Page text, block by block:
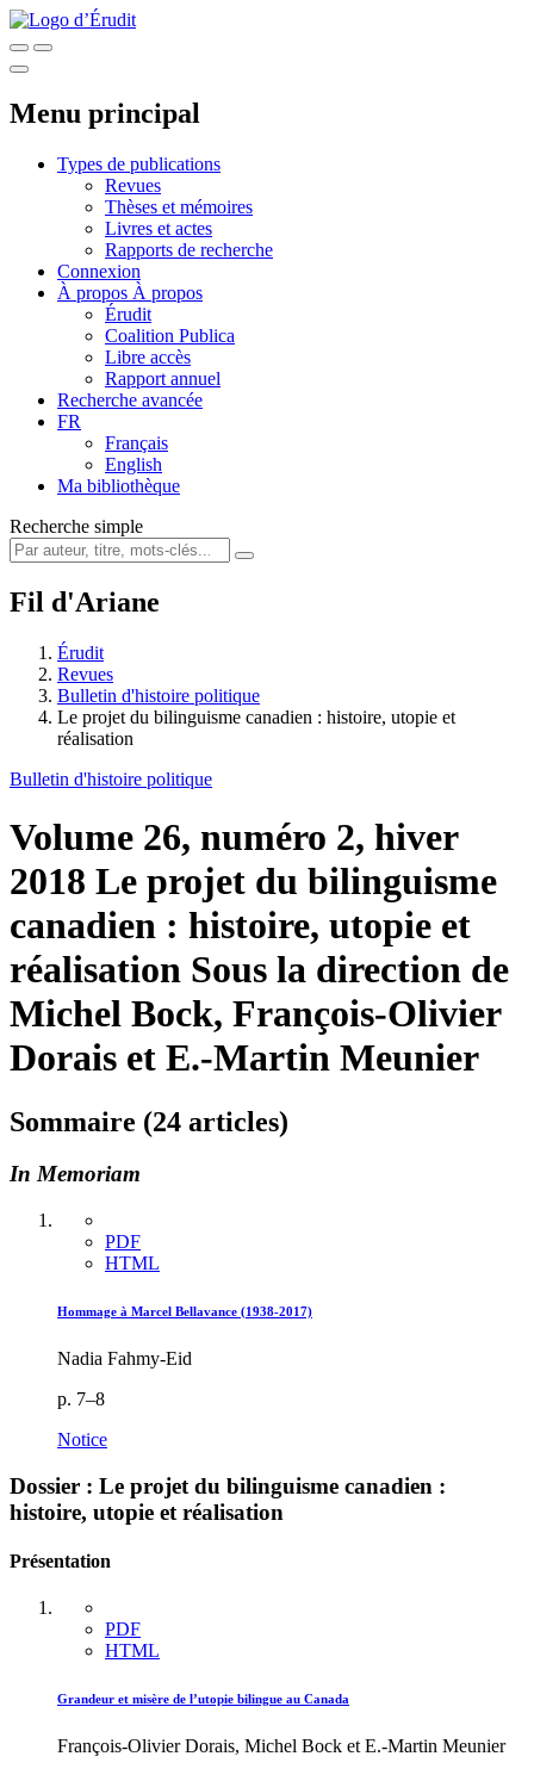
Menu principal
Types de publications
Revues
Thèses et mémoires
Livres et actes
Rapports de recherche
Connexion
À propos À propos
Érudit
Coalition Publica
Libre accès
Rapport annuel
Recherche avancée
FR
Français
English
Ma bibliothèque
Recherche simple
Fil d'Ariane
Érudit
Revues
Bulletin d'histoire politique
Le projet du bilinguisme canadien : histoire, utopie et
réalisation
Bulletin d'histoire politique
Volume 26, numéro 2, hiver
2018 Le projet du bilinguisme
canadien : histoire, utopie et
réalisation Sous la direction de
Michel Bock, François-Olivier
Dorais et E.-Martin Meunier
Sommaire (24 articles)
In Memoriam
PDF
HTML
Hommage à Marcel Bellavance (1938-2017)
Nadia Fahmy-Eid
p. 7–8
Notice
Dossier : Le projet du bilinguisme canadien :
histoire, utopie et réalisation
Présentation
PDF
HTML
Grandeur et misère de l’utopie bilingue au Canada
François-Olivier Dorais, Michel Bock et E.-Martin Meunier